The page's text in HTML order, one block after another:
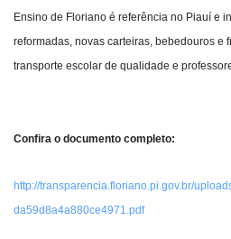
Ensino de Floriano é referência no Piauí e
reformadas, novas carteiras, bebedouros e
transporte escolar de qualidade e
Confira o documento completo:
http://transparencia.floriano.pi.gov.br/
da59d8a4a880ce4971.pdf